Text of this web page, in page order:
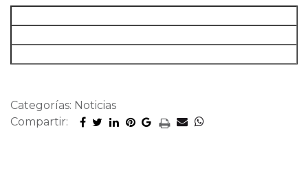
Categorías: Noticias
Compartir: